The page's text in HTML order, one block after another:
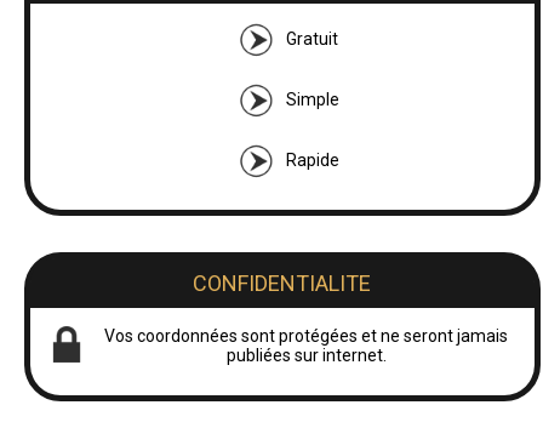
Gratuit
Simple
Rapide
CONFIDENTIALITE
Vos coordonnées sont protégées et ne seront jamais
publiées sur internet.